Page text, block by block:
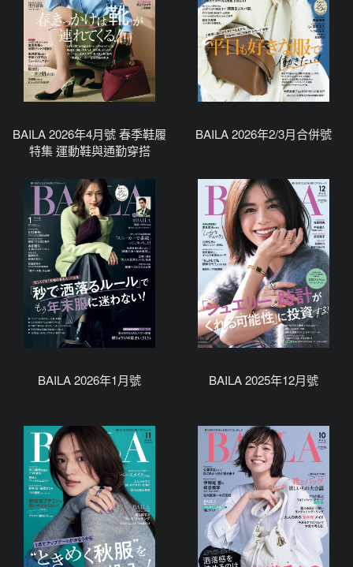
BAILA 2026年4月號 春季鞋履
特集 運動鞋與通勤穿搭
BAILA 2026年2/3月合併號
BAILA 2026年1月號 BAILA 2025年12月號